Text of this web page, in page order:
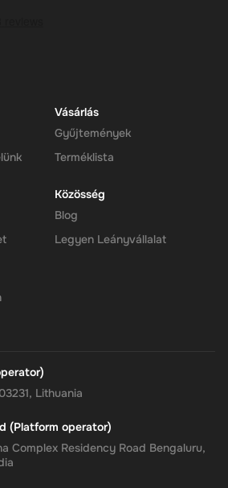
Vásárlás
Gyűjtemények
Terméklista
Közösség
Blog
Legyen Leányvállalat
Lithuania
(Platform operator)
Complex Residency Road Bengaluru,